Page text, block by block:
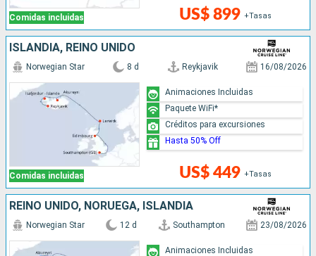
Comidas incluidas US$ 899 +Tasas
ISLANDIA, REINO UNIDO
Comidas incluidas
Norwegian Star 8 d Reykjavik 16/08/2026
US$ 449 +Tasas
Animaciones Incluidas
Paquete WiFi*
Créditos para excursiones
Hasta 50% Off
REINO UNIDO, NORUEGA, ISLANDIA
Norwegian Star 12 d Southampton 23/08/2026
Animaciones Incluidas